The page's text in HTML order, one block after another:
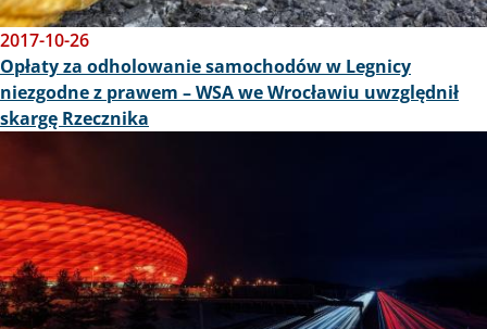
2017-10-26
Opłaty za odholowanie samochodów w Legnicy
niezgodne z prawem – WSA we Wrocławiu uwzględnił
skargę Rzecznika